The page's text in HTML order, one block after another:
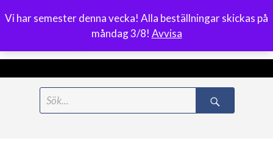
Vi har semester denna vecka! Alla beställningar skickas på
måndag 3/8! Avvisa
0
Meny